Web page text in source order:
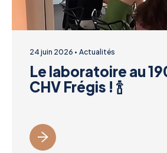
24 juin 2026 Actualités
Le laboratoire au
CHV Frégis ! 🍾